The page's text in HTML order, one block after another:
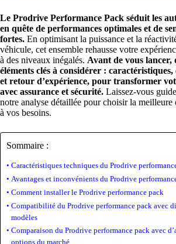
Le Prodrive Performance Pack séduit les
en quête de performances optimales et de
fortes. En optimisant la puissance et la
véhicule, cet ensemble rehausse votre
à des niveaux inégalés. Avant de vous lancer,
éléments clés à considérer :
et retour d’expérience, pour transformer
avec assurance et sécurité. Laissez-vous
notre analyse détaillée pour choisir la meilleure
à vos besoins.
Sommaire :
Caractéristiques techniques du Prodrive
Avantages et inconvénients du Prodrive
Comment installer le Prodrive performance pack
Compatibilité du Prodrive performance pack avec
modèles
Comparaison du Prodrive performance pack avec
options du marché